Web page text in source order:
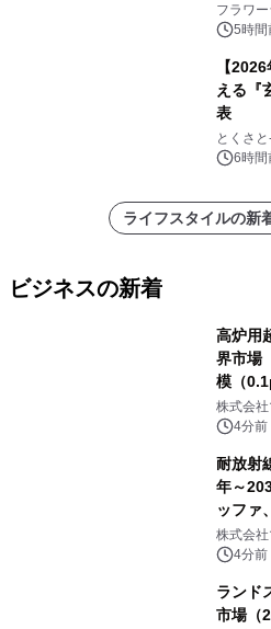
フラワ
5時間
【
える『
表
とくさ
6時間
ライフスタイルの新
ビジネスの新着
高炉用
界市場
模（
レポー
株式会
4分前
耐放射
年～
ッファ
他）・
株式会
4分前
ランド
市場（